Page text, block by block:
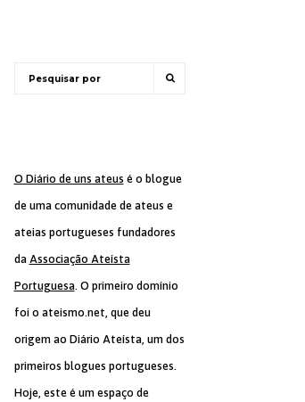
O Diário de uns ateus é o blogue
de uma comunidade de ateus e
ateias portugueses fundadores
da Associação Ateísta
Portuguesa. O primeiro domínio
foi o ateismo.net, que deu
origem ao Diário Ateísta, um dos
primeiros blogues portugueses.
Hoje, este é um espaço de